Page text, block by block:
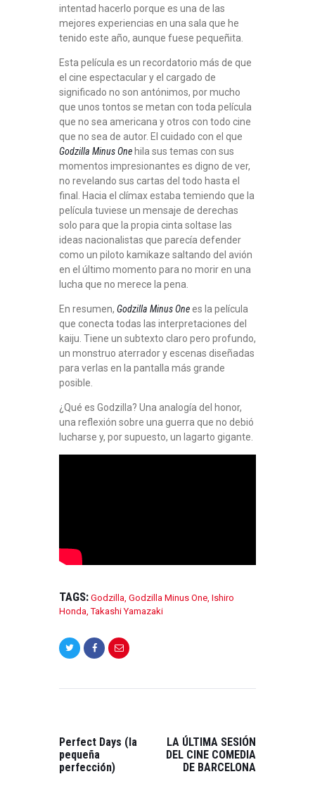
intentad hacerlo porque es una de las
mejores experiencias en una sala que he
tenido este año, aunque fuese pequeñita.
Esta película es un recordatorio más de que
el cine espectacular y el cargado de
significado no son antónimos, por mucho
que unos tontos se metan con toda película
que no sea americana y otros con todo cine
que no sea de autor. El cuidado con el que
Godzilla Minus One hila sus temas con sus
momentos impresionantes es digno de ver,
no revelando sus cartas del todo hasta el
final. Hacia el clímax estaba temiendo que la
película tuviese un mensaje de derechas
solo para que la propia cinta soltase las
ideas nacionalistas que parecía defender
como un piloto kamikaze saltando del avión
en el último momento para no morir en una
lucha que no merece la pena.
En resumen, Godzilla Minus Onees la película
que conecta todas las interpretaciones del
kaiju. Tiene un subtexto claro pero profundo,
un monstruo aterrador y escenas diseñadas
para verlas en la pantalla más grande
posible.
¿Qué es Godzilla? Una analogía del honor,
una reflexión sobre una guerra que no debió
lucharse y, por supuesto, un lagarto gigante.
TAGS: Godzilla, Godzilla Minus One, Ishiro
Honda,Takashi Yamazaki
POST:
Perfect Days (la
pequeña
perfección)
LA ÚLTIMA SESIÓN
DEL CINE COMEDIA
DE BARCELONA